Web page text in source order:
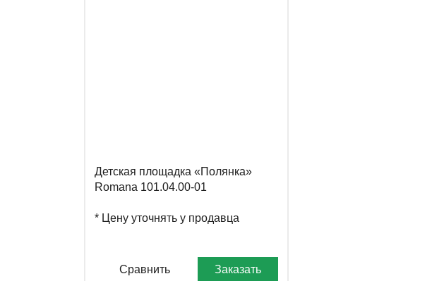
Детская площадка «Полянка»
Romana 101.04.00-01
* Цену уточнять у продавца
Сравнить Заказать